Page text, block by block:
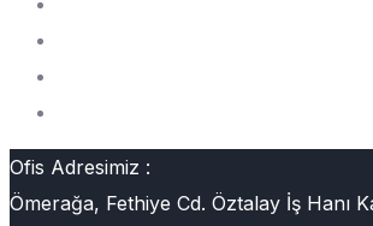
Ofis Adresimiz :
Ömerağa, Fethiye Cd. Öztalay İş Hanı